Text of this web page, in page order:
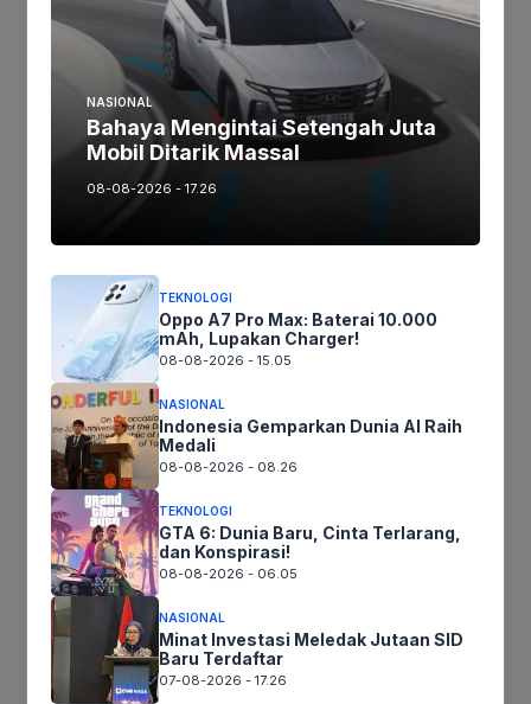
update One UI 8!
Jika keberatan atau harus diedit baik
Artikel maupun foto SilahkanLaporkan!
Terima Kasih
Tags:
Ikuti kami :
Tinggalkan komentar
Komentar
NASIONAL
Bahaya Mengintai Setengah Juta
Mobil Ditarik Massal
08-08-2026 - 17.26
TEKNOLOGI
Oppo A7 Pro Max: Baterai 10.000
mAh, Lupakan Charger!
08-08-2026 - 15.05
NASIONAL
Indonesia Gemparkan Dunia AI Raih
Medali
08-08-2026 - 08.26
TEKNOLOGI
GTA 6: Dunia Baru, Cinta Terlarang,
dan Konspirasi!
08-08-2026 - 06.05
NASIONAL
Minat Investasi Meledak Jutaan SID
Baru Terdaftar
07-08-2026 - 17.26